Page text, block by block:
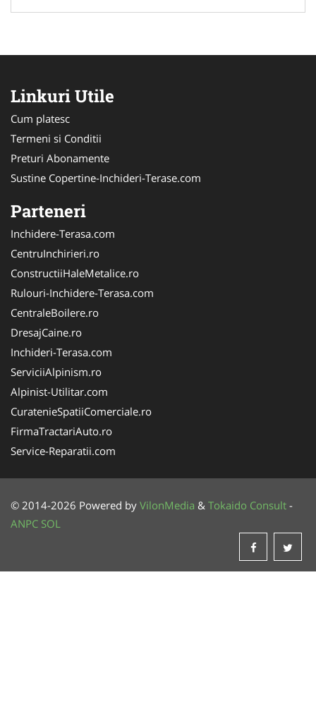
Linkuri Utile
Cum platesc
Termeni si Conditii
Preturi Abonamente
Sustine Copertine-Inchideri-Terase.com
Parteneri
Inchidere-Terasa.com
CentruInchirieri.ro
ConstructiiHaleMetalice.ro
Rulouri-Inchidere-Terasa.com
CentraleBoilere.ro
DresajCaine.ro
Inchideri-Terasa.com
ServiciiAlpinism.ro
Alpinist-Utilitar.com
CuratenieSpatiiComerciale.ro
FirmaTractariAuto.ro
Service-Reparatii.com
© 2014-2026 Powered by VilonMedia & Tokaido Consult -
ANPC SOL